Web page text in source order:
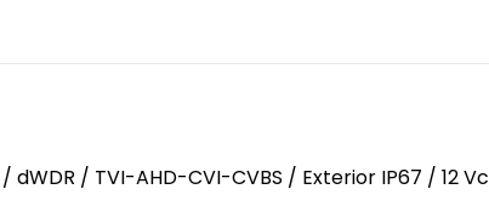
dWDR / TVI-AHD-CVI-CVBS / Exterior IP67 / 12